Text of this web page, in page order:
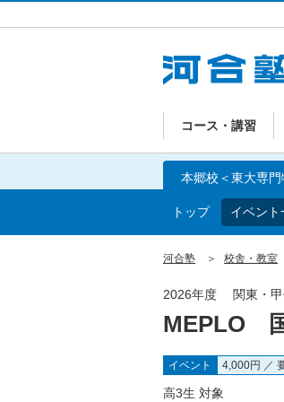
コース・講習
本郷校＜東大専門
トップ イベント
河合塾 校舎・教室
MEPLO 国
2026年度 関東・甲
イベント 4,000円 ／
高3生 対象